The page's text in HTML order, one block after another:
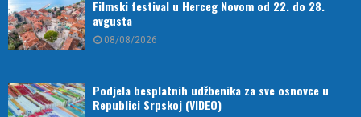
Filmski festival u Herceg Novom od 22. do 28.
avgusta
08/08/2026
Podjela besplatnih udžbenika za sve osnovce u
Republici Srpskoj (VIDEO)